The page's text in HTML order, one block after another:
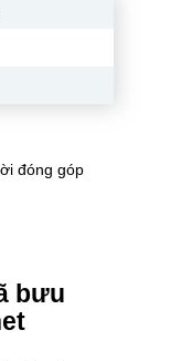
đóng góp
bưu